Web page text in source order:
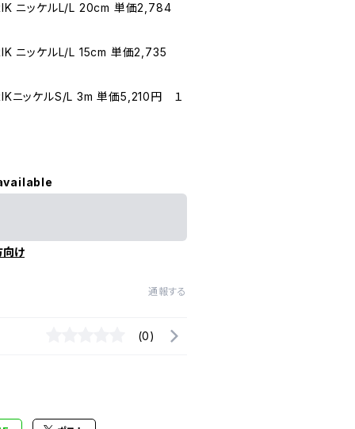
ニッケルL/L 20cm 単価2,784
ニッケルL/L 15cm 単価2,735
ニッケルS/L 3m 単価5,210円 １
向け
通報する
(0)